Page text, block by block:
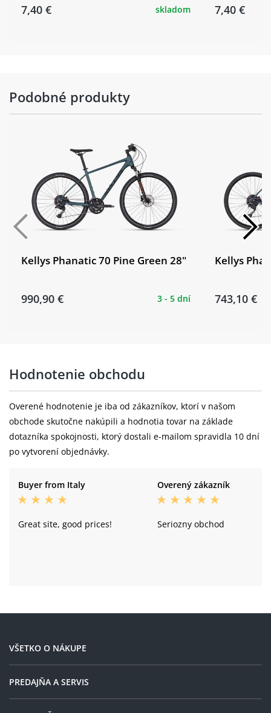
7,40 € skladom 7,40 €
Podobné produkty
Kellys Phanatic 70 Pine Green 28"
990,90 € 3 - 5 dní
Kellys
743,10 €
Hodnotenie obchodu
Overené hodnotenie je iba od zákazníkov, ktorí v našom
obchode skutočne nakúpili a hodnotia tovar na základe
dotazníka spokojnosti, ktorý dostali e-mailom spravidla 10 dní
po vytvorení objednávky.
Buyer from Italy
Great site, good prices!
Overený zákazník
Seriozny obchod
VŠETKO O NÁKUPE
PREDAJŇA A SERVIS